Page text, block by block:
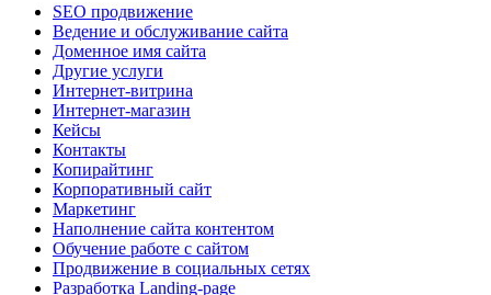
SEO продвижение
Ведение и обслуживание сайта
Доменное имя сайта
Другие услуги
Интернет-витрина
Интернет-магазин
Кейсы
Контакты
Копирайтинг
Корпоративный сайт
Маркетинг
Наполнение сайта контентом
Обучение работе с сайтом
Продвижение в социальных сетях
Разработка Landing-page